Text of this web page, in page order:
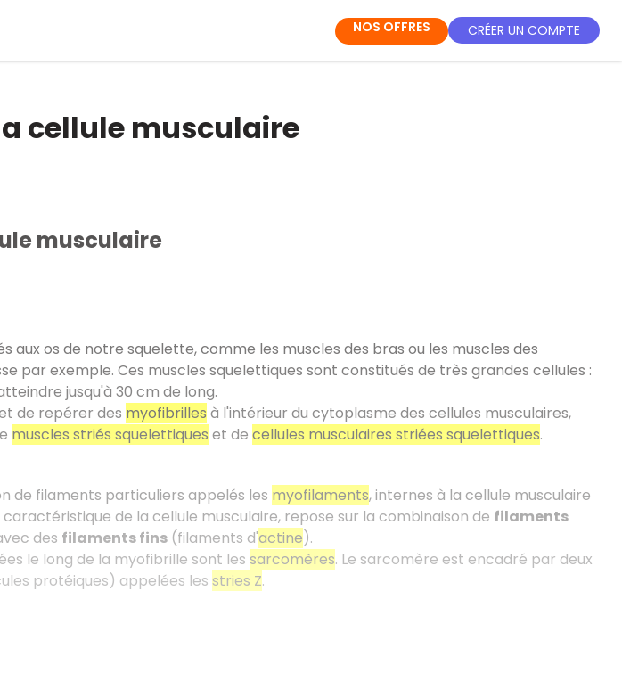
NOS OFFRES CRÉER UN COMPTE
cellule musculaire
musculaire
aux os de notre squelette, comme les muscles des bras ou les muscles des
par exemple. Ces muscles squelettiques sont constitués de très grandes cellules :
jusqu'à 30 cm de long.
de repérer des myofibrilles à l'intérieur du cytoplasme des cellules musculaires,
muscles striés squelettiques et de cellules musculaires striées squelettiques.
de filaments particuliers appelés les myofilaments, internes à la cellule musculaire
de la cellule musculaire, repose sur la combinaison de filaments
des filaments fins(filaments d'actine).
le long de la myofibrille sont les sarcomères. Le sarcomère est encadré par deux
protéiques) appelées les stries Z.